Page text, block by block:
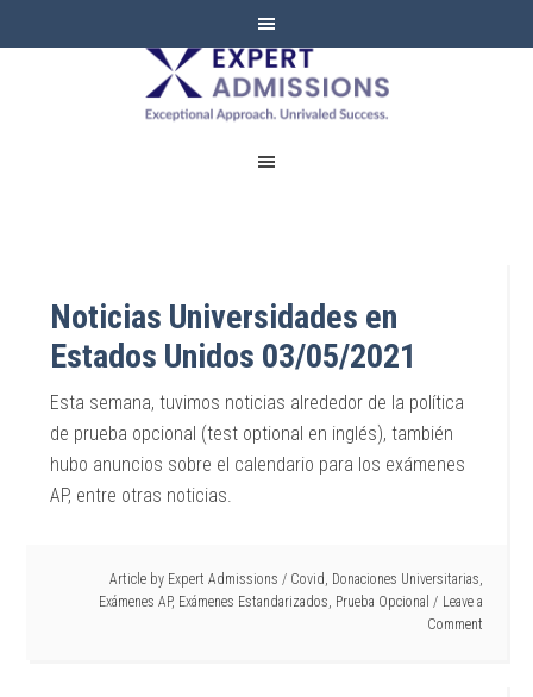
EXPERT
ADMISSIONS
Noticias Universidades en
Estados Unidos 03/05/2021
Esta semana, tuvimos noticias alrededor de la política
de prueba opcional (test optional en inglés), también
hubo anuncios sobre el calendario para los exámenes
AP, entre otras noticias.
Article by Expert Admissions / Covid, Donaciones Universitarias,
Exámenes AP, Exámenes Estandarizados, Prueba Opcional
Leave a
Comment